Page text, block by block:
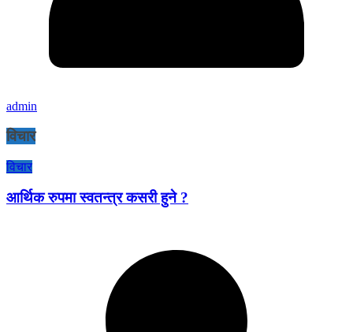
admin
विचार
विचार
आर्थिक रुपमा स्वतन्त्र कसरी हुने ?